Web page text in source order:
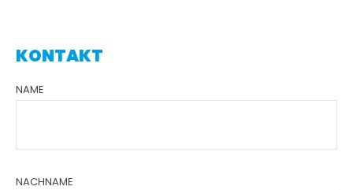
KONTAKT
NAME
NACHNAME